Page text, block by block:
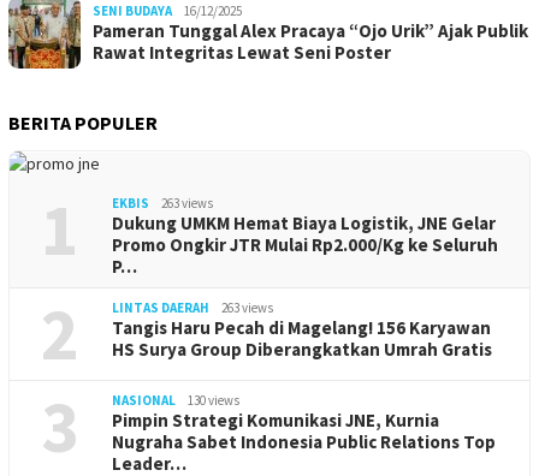
SENI BUDAYA 16/12/2025
Pameran Tunggal Alex Pracaya “Ojo Urik” Ajak Publik
Rawat Integritas Lewat Seni Poster
BERITA POPULER
1 EKBIS 263 views
Dukung UMKM Hemat Biaya Logistik, JNE Gelar
Promo Ongkir JTR Mulai Rp2.000/Kg ke Seluruh
P…
2 LINTAS DAERAH 263 views
Tangis Haru Pecah di Magelang! 156 Karyawan
HS Surya Group Diberangkatkan Umrah Gratis
3 NASIONAL 130 views
Pimpin Strategi Komunikasi JNE, Kurnia
Nugraha Sabet Indonesia Public Relations Top
Leader…